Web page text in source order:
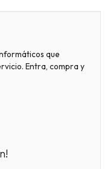
que
Entra, compra y